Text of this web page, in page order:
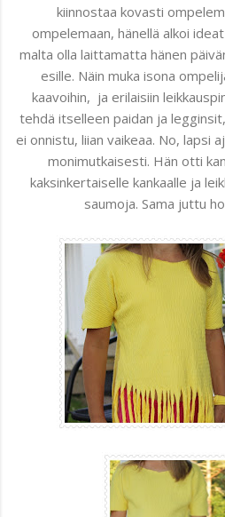
kiinnostaa kovasti
ompelemaan, hänellä alkoi
malta olla laittamatta hänen
esille. Näin muka isona
kaavoihin, ja erilaisiin
tehdä itselleen paidan ja
ei onnistu, liian vaikeaa. No, lapsi
monimutkaisesti. Hän otti
kaksinkertaiselle kankaalle ja
saumoja. Sama juttu